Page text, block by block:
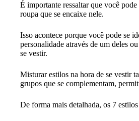
É importante ressaltar que você
roupa que se encaixe nele.
Isso acontece porque você pode se
personalidade através de um deles
se vestir.
Misturar estilos na hora de se vestir
grupos que se complementam,
De forma mais detalhada, os 7